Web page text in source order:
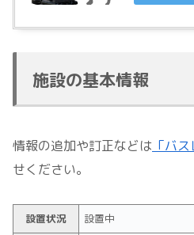
施設の基本情報
情報の追加や訂正などは 「バ
せください。
設置状況
設置中